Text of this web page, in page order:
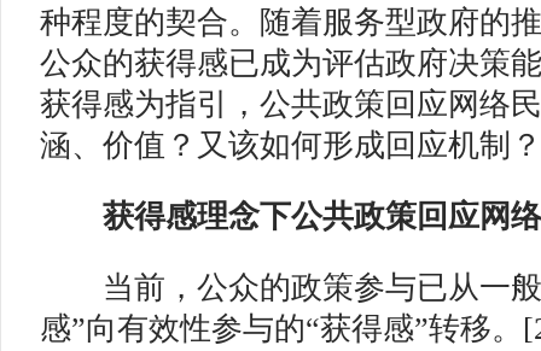
种程度的契合。随着服务型政府的
公众的获得感已成为评估政府决策
获得感为指引，公共政策回应网络
涵、价值？又该如何形成回应机制？
获得感理念下公共政策回应网
当前，公众的政策参与已从一般
感”向有效性参与的“获得感”转移